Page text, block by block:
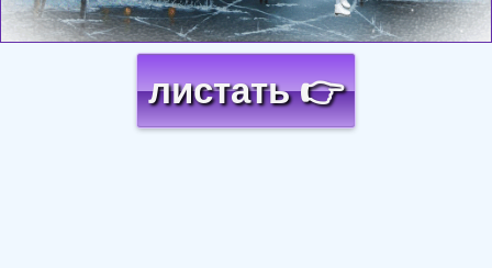
листать 👉